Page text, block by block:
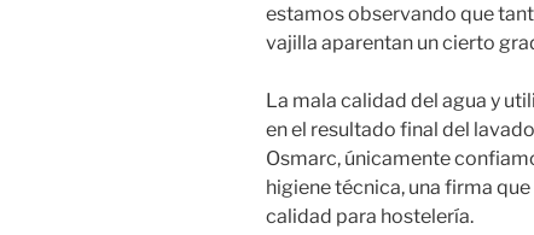
estamos observando que
vajilla aparentan un cierto
La mala calidad del agua y
en el resultado final del
Osmarc, únicamente
higiene técnica, una firma
calidad para hostelería.